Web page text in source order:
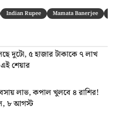
Indian Rupee Mamata Banerjee
দুটো, ৫ হাজার টাকাকে ৭ লাখ
শেয়ার
লাভ, কপাল খুলবে ৪ রাশির!
৮ আগস্ট